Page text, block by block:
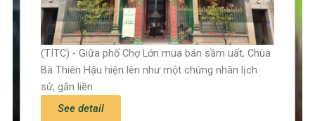
(TITC) - Giữa phố Chợ Lớn mua bán sầm uất, Chùa
Bà Thiên Hậu hiện lên như một chứng nhân lịch
sử, gắn liền
See detail